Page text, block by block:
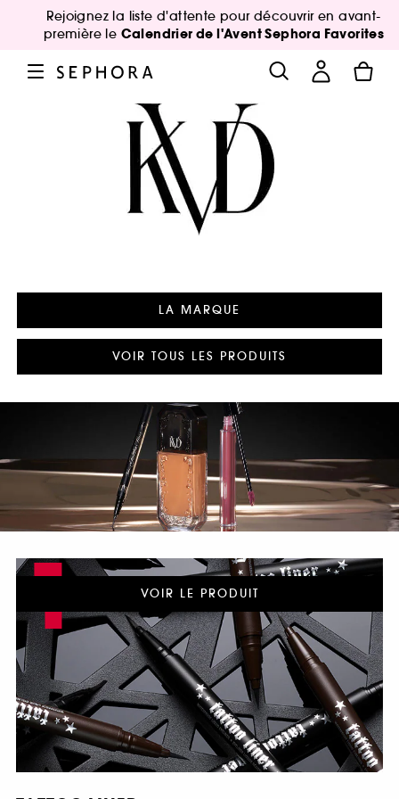
Rejoignez la liste d'attente pour découvrir en avant-
première le Calendrier de l'Avent Sephora Favorites
LA MARQUE
VOIR TOUS LES PRODUITS
1 VOIR LE PRODUIT